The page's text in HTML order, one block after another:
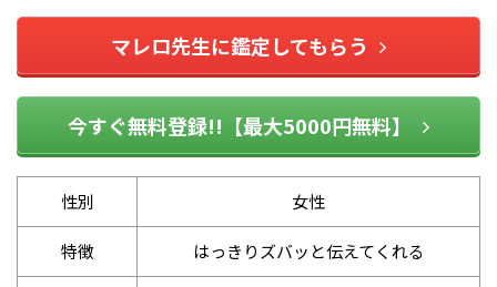
マレロ先生に鑑定してもらう
今すぐ無料登録!!【最大5000円無料】
性別 女性
特徴 はっきりズバッと伝えてくれる